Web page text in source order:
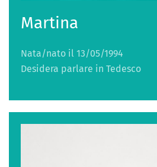
Martina
Nata/nato il 13/05/1994
Desidera parlare in Tedesco